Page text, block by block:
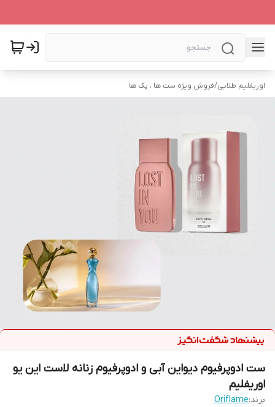
اوریفلیم طلایی/فروش ویژه ست ها ، پک ها
ست ادوپرفیوم دیواین آبی و ادوپرفیوم زنانه لاست این یو
اوریفلیم
برند:Oriflame